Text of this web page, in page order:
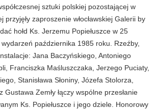
sztuki polskiej pozostającej w
przyjęły zaproszenie włocławskiej Galerii by
hołd Ks. Jerzemu Popiełuszce w 25
października 1985 roku. Rzeźby,
Jana Baczyńskiego, Antoniego
Franciszka Maśluszczaka, Jerzego Puciaty,
Stanisława Słoniny, Józefa Stolorza,
Gustawa Zemły łączy wspólne przesłanie
Ks. Popiełuszce i jego dziele. Honorowy